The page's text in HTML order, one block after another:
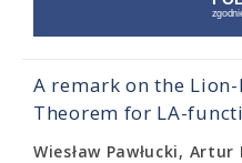
A remark on the
Theorem for LA-
Wiesław Pawłucki, Artur